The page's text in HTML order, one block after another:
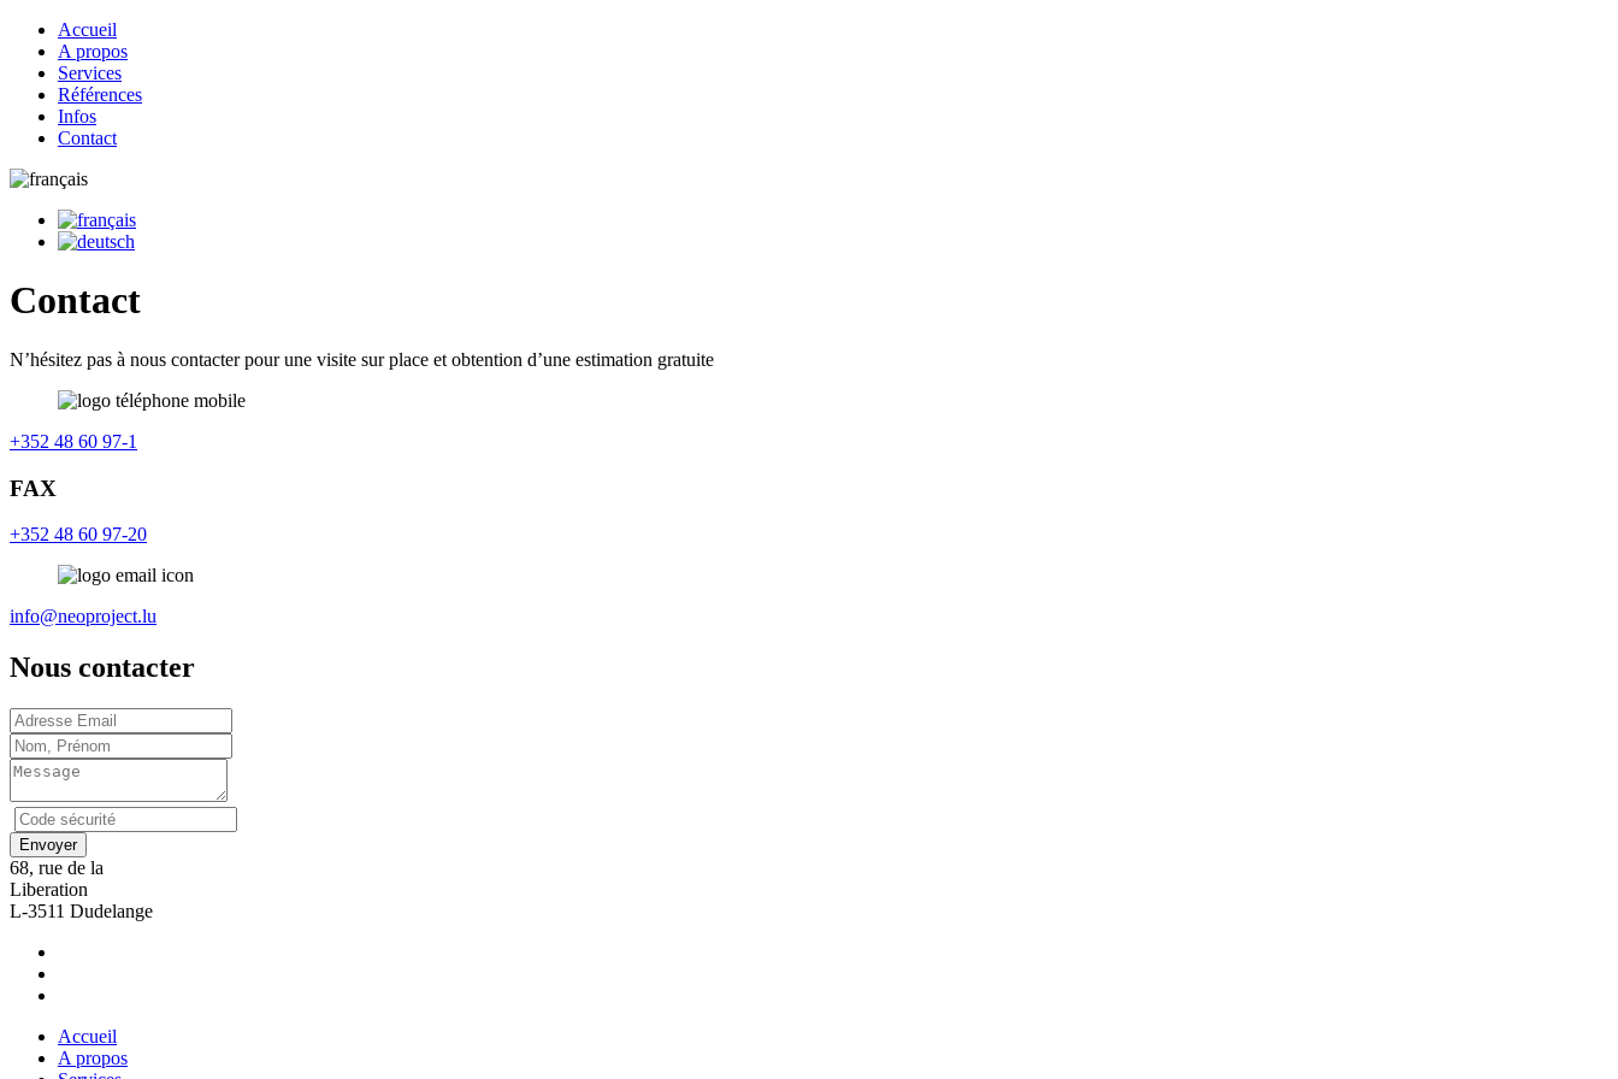
Accueil
A propos
Services
Références
Infos
Contact
Contact
N’hésitez pas à nous contacter pour une visite sur place et obtention d’une estimation gratuite
+352 48 60 97-1
FAX
+352 48 60 97-20
info@neoproject.lu
Nous contacter
68, rue de la
Liberation
L-3511 Dudelange
Accueil
A propos